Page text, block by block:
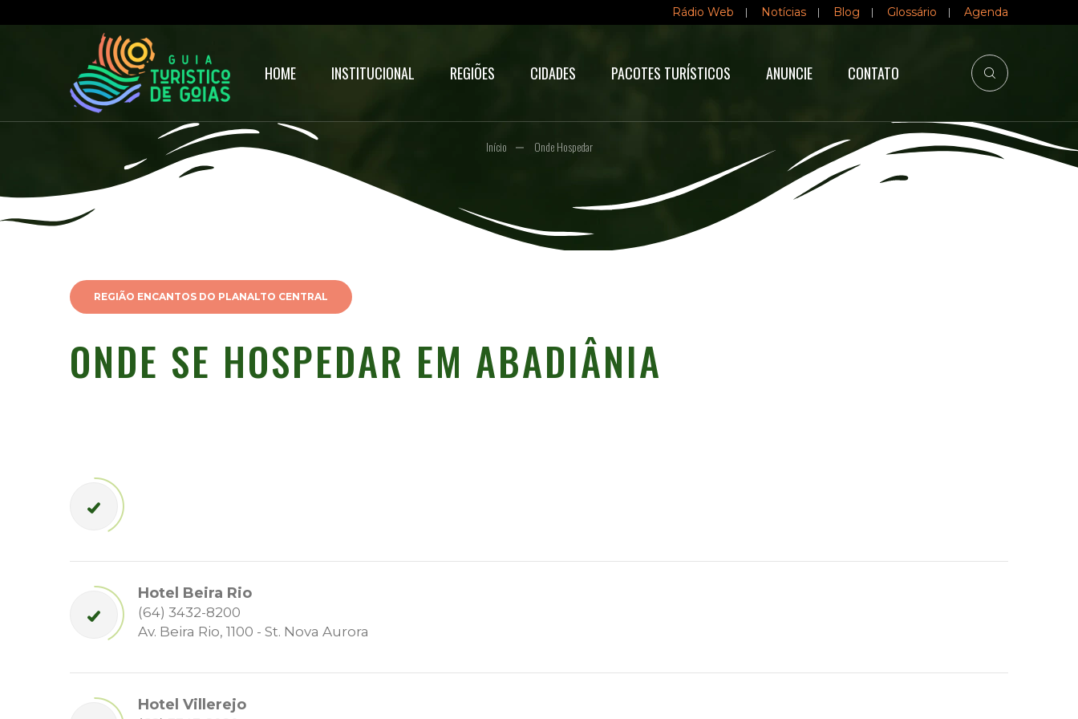
Rádio Web Notícias Blog Glossário Agenda
HOME INSTITUCIONAL REGIÕES CIDADES PACOTES TURÍSTICOS ANUNCIE CONTATO
Início Onde Hospedar
REGIÃO ENCANTOS DO PLANALTO CENTRAL
ONDE SE HOSPEDAR EM ABADIÂNIA
Hotel Beira Rio
(64) 3432-8200
Av. Beira Rio, 1100 - St. Nova Aurora
Hotel Villerejo